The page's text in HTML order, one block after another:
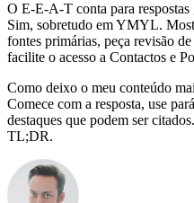
O E‑E‑A‑T conta para
Sim, sobretudo em YMYL.
fontes primárias, peça revisão
facilite o acesso a Contactos e
Como deixo o meu conteúdo
Comece com a resposta, use
destaques que podem ser
TL;DR.